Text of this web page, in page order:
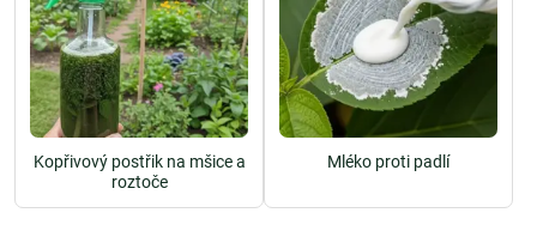
Kopřivový postřik na mšice a
roztoče
Mléko proti padlí